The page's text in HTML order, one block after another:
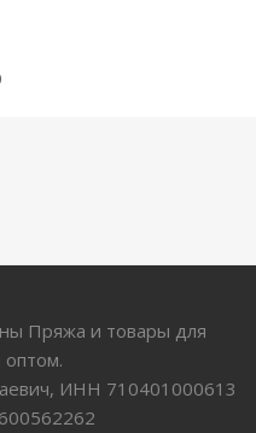
Пряжа и товары для
оптом.
ИНН 710401000613